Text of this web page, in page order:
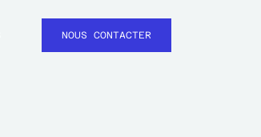
NOUS CONTACTER